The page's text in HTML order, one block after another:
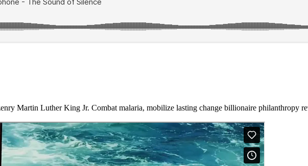
Martin Luther King Jr. Combat malaria, mobilize lasting change billionaire philanthropy